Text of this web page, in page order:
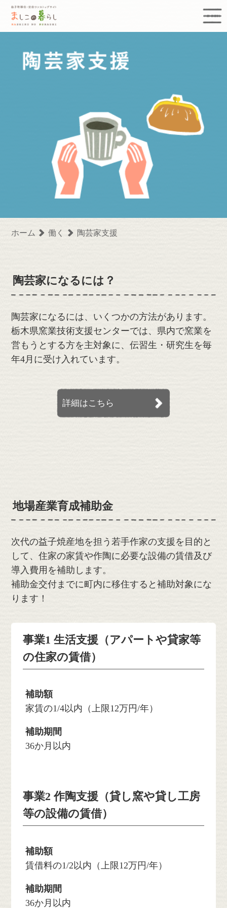
益子町移住定住ワンストップサイト ま
ホーム 働く 陶芸家支援
陶芸家になるには？
陶芸家になるには、いくつかの方法があります。
栃木県窯業技術支援センターでは、県内で窯業を
営もうとする方を主対象に、伝習生・研究生を毎
年4月に受け入れています。
詳細はこちら
地場産業育成補助金
次代の益子焼産地を担う若手作家の支援を目的と
して、住家の家賃や作陶に必要な設備の賃借及び
導入費用を補助します。
補助金交付までに町内に移住すると補助対象にな
ります！
事業1 生活支援（アパートや貸家等
の住家の賃借）
補助額
家賃の1/4以内（上限12万円/年）
補助期間
36か月以内
事業2 作陶支援（貸し窯や貸し工房
等の設備の賃借）
補助額
賃借料の1/2以内（上限12万円/年）
補助期間
36か月以内